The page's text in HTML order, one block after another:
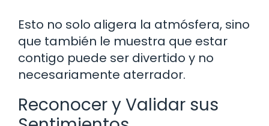
Esto no solo aligera la atmósfera, sino
que también le muestra que estar
contigo puede ser divertido y no
necesariamente aterrador.
Reconocer y Validar sus